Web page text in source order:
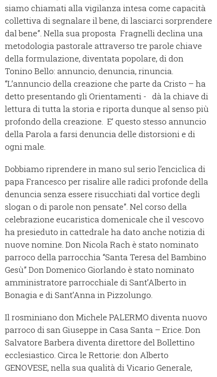
siamo chiamati alla vigilanza intesa come capacità
collettiva di segnalare il bene, di lasciarci sorprendere
dal bene”. Nella sua proposta Fragnelli declina una
metodologia pastorale attraverso tre parole chiave
della formulazione, diventata popolare, di don
Tonino Bello: annuncio, denuncia, rinuncia.
“L’annuncio della creazione che parte da Cristo – ha
detto presentando gli Orientamenti - dà la chiave di
lettura di tutta la storia e riporta dunque al senso più
profondo della creazione. E’ questo stesso annuncio
della Parola a farsi denuncia delle distorsioni e di
ogni male.
Dobbiamo riprendere in mano sul serio l’enciclica di
papa Francesco per risalire alle radici profonde della
denuncia senza essere risucchiati dal vortice degli
slogan o di parole non pensate”. Nel corso della
celebrazione eucaristica domenicale che il vescovo
ha presieduto in cattedrale ha dato anche notizia di
nuove nomine. Don Nicola Rach è stato nominato
parroco della parrocchia “Santa Teresa del Bambino
Gesù” Don Domenico Giorlando è stato nominato
amministratore parrocchiale di Sant’Alberto in
Bonagia e di Sant’Anna in Pizzolungo.
Il rosminiano don Michele PALERMO diventa nuovo
parroco di san Giuseppe in Casa Santa – Erice. Don
Salvatore Barbera diventa direttore del Bollettino
ecclesiastico. Circa le Rettorie: don Alberto
GENOVESE, nella sua qualità di Vicario Generale,